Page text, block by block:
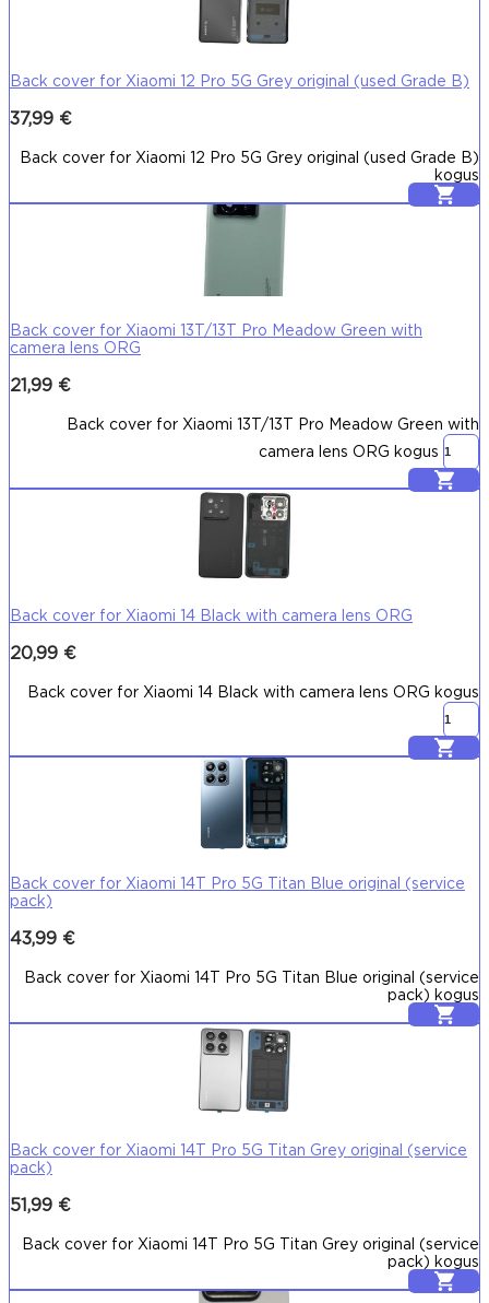
Back cover for Xiaomi 12 Pro 5G Grey original (used Grade B)
37,99 €
Back cover for Xiaomi 12 Pro 5G Grey original (used Grade B)
kogus
Lisa korvi
Back cover for Xiaomi 13T/13T Pro Meadow Green with
camera lens ORG
21,99 €
Back cover for Xiaomi 13T/13T Pro Meadow Green with
camera lens ORG kogus
Lisa korvi
Back cover for Xiaomi 14 Black with camera lens ORG
20,99 €
Back cover for Xiaomi 14 Black with camera lens ORG kogus
Lisa korvi
Back cover for Xiaomi 14T Pro 5G Titan Blue original (service
pack)
43,99 €
Back cover for Xiaomi 14T Pro 5G Titan Blue original (service
pack) kogus
Lisa korvi
Back cover for Xiaomi 14T Pro 5G Titan Grey original (service
pack)
51,99 €
Back cover for Xiaomi 14T Pro 5G Titan Grey original (service
pack) kogus
Lisa korvi